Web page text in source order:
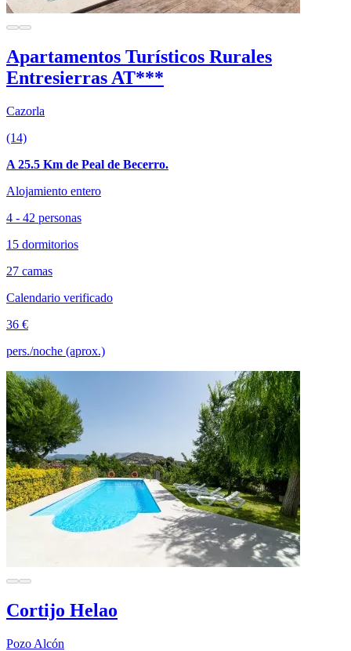
Apartamentos Turísticos Rurales
Entresierras AT***
Cazorla
(14)
A 25.5 Km de Peal de Becerro.
Alojamiento entero
4 - 42 personas
15 dormitorios
27 camas
Calendario verificado
36 €
pers./noche (aprox.)
Cortijo Helao
Pozo Alcón